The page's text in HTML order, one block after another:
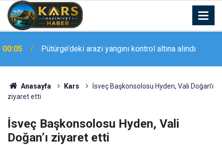
00:05
Pütürge’deki arazi yangını kontrol altına alındı
23:20
Elazığ’da geniş kapsamlı asayiş uygulaması
Anasayfa Kars
İsveç Başkonsolosu Hyden, Vali Doğan’ı
ziyaret etti
İsveç Başkonsolosu Hyden, Vali
Doğan’ı ziyaret etti